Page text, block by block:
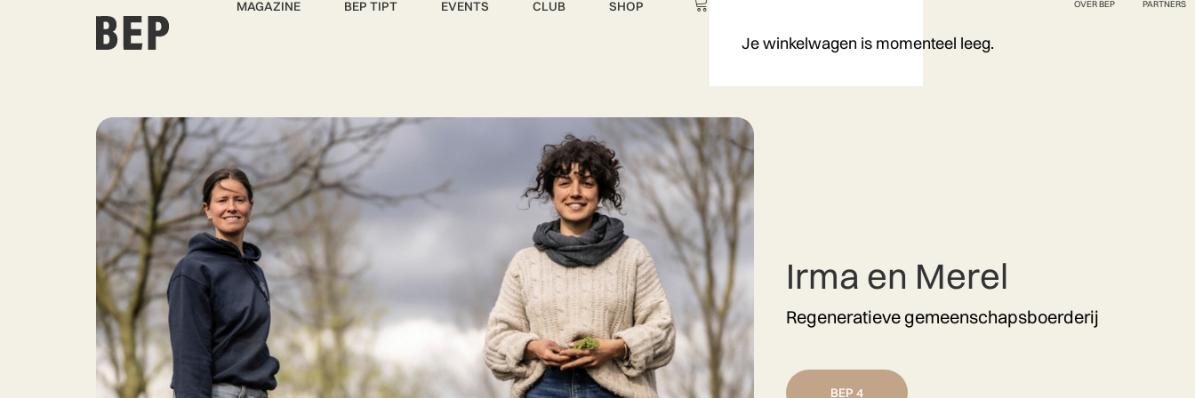
MAGAZINE BEP TIPT EVENTS CLUB SHOP OVER BEP PARTNERS
Je winkelwagen is momenteel leeg.
Irma en Merel
Regeneratieve gemeenschapsboerderij
BEP 4